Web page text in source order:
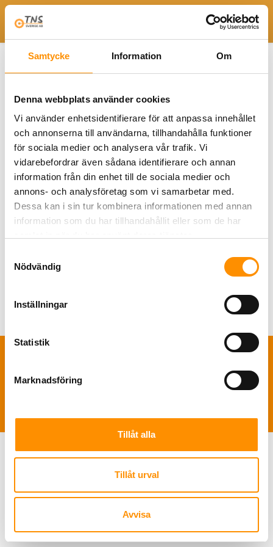
Samtycke Information Om
Denna webbplats använder cookies
Vi använder enhetsidentifierare för att anpassa innehållet
och annonserna till användarna, tillhandahålla funktioner
för sociala medier och analysera vår trafik. Vi
vidarebefordrar även sådana identifierare och annan
information från din enhet till de sociala medier och
annons- och analysföretag som vi samarbetar med.
Dessa kan i sin tur kombinera informationen med annan
information som du har tillhandahållit eller som de har
Nödvändig
Inställningar
Statistik
Marknadsföring
Tillåt alla
Tillåt urval
Avvisa
Avgasutsug fordonverkstad Fjäderdriven avgasrulle
SER fjäderdriven avgasrulle trumbredd 450 mm PDS SER A4 EN
PDS SER A4 EN
TNS Sverige AB | Polis Larssonsväg 61 SE-21853 Klagshamn | +46 722